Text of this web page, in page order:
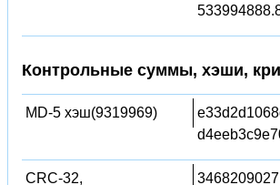
Контрольные суммы, хэши,
MD-5 хэш(9319969)
CRC-32,
3468209027